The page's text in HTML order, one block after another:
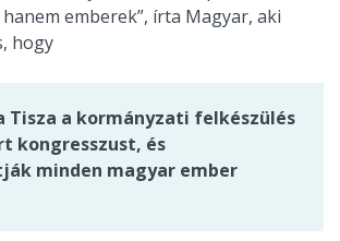
emberek”, írta Magyar, aki
hogy
Tisza a kormányzati felkészülés
kongresszust, és
minden magyar ember